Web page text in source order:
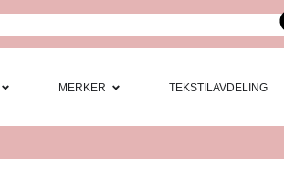
Open Møbler
MERKER OpenTEKSTILAVDELING